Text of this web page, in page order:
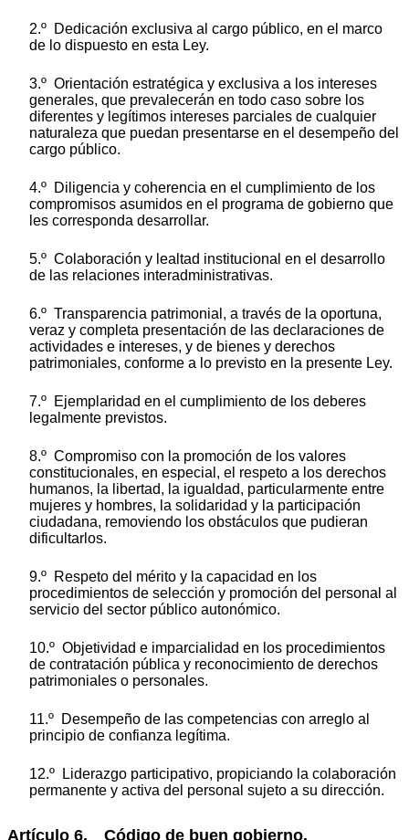
2.º Dedicación exclusiva al cargo público, en el marco
de lo dispuesto en esta Ley.
3.º Orientación estratégica y exclusiva a los intereses
generales, que prevalecerán en todo caso sobre los
diferentes y legítimos intereses parciales de cualquier
naturaleza que puedan presentarse en el desempeño del
cargo público.
4.º Diligencia y coherencia en el cumplimiento de los
compromisos asumidos en el programa de gobierno que
les corresponda desarrollar.
5.º Colaboración y lealtad institucional en el desarrollo
de las relaciones interadministrativas.
6.º Transparencia patrimonial, a través de la oportuna,
veraz y completa presentación de las declaraciones de
actividades e intereses, y de bienes y derechos
patrimoniales, conforme a lo previsto en la presente Ley.
7.º Ejemplaridad en el cumplimiento de los deberes
legalmente previstos.
8.º Compromiso con la promoción de los valores
constitucionales, en especial, el respeto a los derechos
humanos, la libertad, la igualdad, particularmente entre
mujeres y hombres, la solidaridad y la participación
ciudadana, removiendo los obstáculos que pudieran
dificultarlos.
9.º Respeto del mérito y la capacidad en los
procedimientos de selección y promoción del personal al
servicio del sector público autonómico.
10.º Objetividad e imparcialidad en los procedimientos
de contratación pública y reconocimiento de derechos
patrimoniales o personales.
11.º Desempeño de las competencias con arreglo al
principio de confianza legítima.
12.º Liderazgo participativo, propiciando la colaboración
permanente y activa del personal sujeto a su dirección.
Artículo 6. Código de buen gobierno.